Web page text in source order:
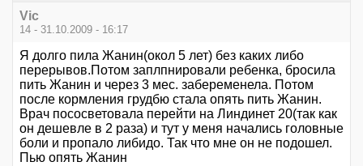
Vic
14 - 31.10.2009 - 16:17
Я долго пила Жанин(окол 5 лет) без каких либо
перерывов.Потом заплпнировали ребенка, бросила
пить Жанин и через 3 мес. забеременела. Потом
после кормления грудбю стала опять пить Жанин.
Врач пососветовала перейти на Линдинет 20(так как
он дешевле в 2 раза) и тут у меня начались головные
боли и пропало либидо. Так что мне он не подошел.
Пью опять Жанин